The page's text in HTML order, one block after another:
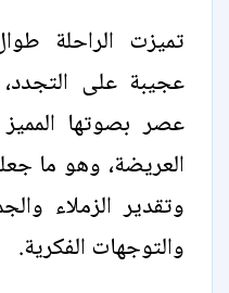
تميزت الراحلة
عجيبة على
عصر بصوتها المميز
العريضة، وهو ما
وتقدير الزملاء
والتوجهات الفكرية.